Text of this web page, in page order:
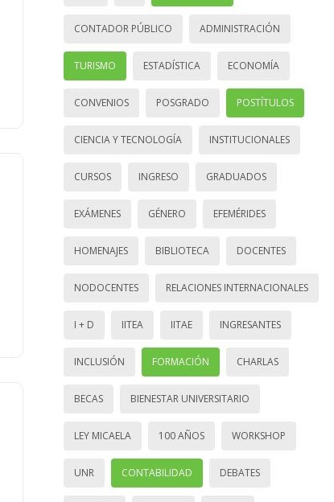
CONTADOR PÚBLICO ADMINISTRACIÓN
TURISMO ESTADÍSTICA ECONOMÍA
CONVENIOS POSGRADO POSTÍTULOS
CIENCIA Y TECNOLOGÍA INSTITUCIONALES
CURSOS INGRESO GRADUADOS
EXÁMENES GÉNERO EFEMÉRIDES
HOMENAJES BIBLIOTECA DOCENTES
NODOCENTES RELACIONES INTERNACIONALES
I + D IITEA IITAE INGRESANTES
INCLUSIÓN FORMACIÓN CHARLAS
BECAS BIENESTAR UNIVERSITARIO
LEY MICAELA 100 AÑOS WORKSHOP
UNR CONTABILIDAD DEBATES